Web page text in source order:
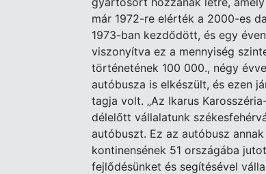
már 1972-re elérték a 2000-es
1973-ban kezdődött, és egy
viszonyítva ez a mennyiség
történetének 100 000., négy
autóbusza is elkészült, és ezen
tagja volt. „Az Ikarus
délelőtt vállalatunk
autóbuszt. Ez az autóbusz
kontinensének 51 országába
fejlődésünket és segítésével